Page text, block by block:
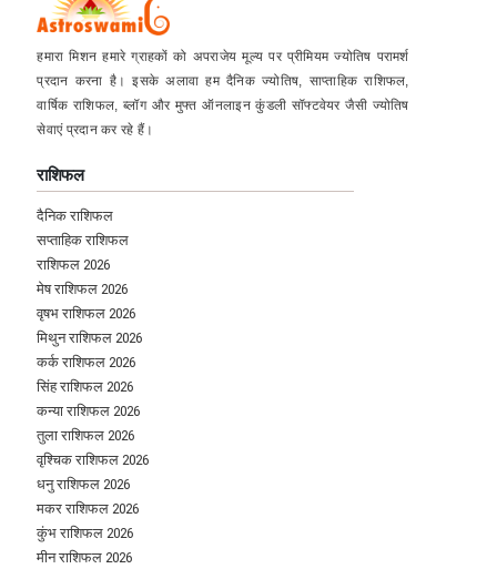
हमारा मिशन हमारे ग्राहकों को अपराजेय मूल्य पर प्रीमियम ज्योतिष परामर्श
प्रदान करना है। इसके अलावा हम दैनिक ज्योतिष, साप्ताहिक राशिफल,
वार्षिक राशिफल, ब्लॉग और मुफ्त ऑनलाइन कुंडली सॉफ्टवेयर जैसी ज्योतिष
सेवाएं प्रदान कर रहे हैं।
राशिफल
दैनिक राशिफल
सप्ताहिक राशिफल
राशिफल 2026
मेष राशिफल 2026
वृषभ राशिफल 2026
मिथुन राशिफल 2026
कर्क राशिफल 2026
सिंह राशिफल 2026
कन्या राशिफल 2026
तुला राशिफल 2026
वृश्चिक राशिफल 2026
धनु राशिफल 2026
मकर राशिफल 2026
कुंभ राशिफल 2026
मीन राशिफल 2026